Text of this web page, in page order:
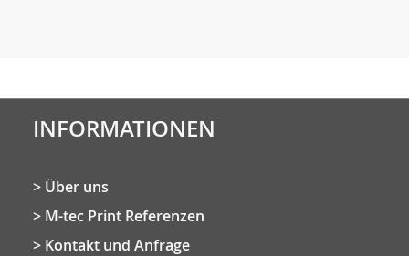
INFORMATIONEN
Über uns
M-tec Print Referenzen
Kontakt und Anfrage